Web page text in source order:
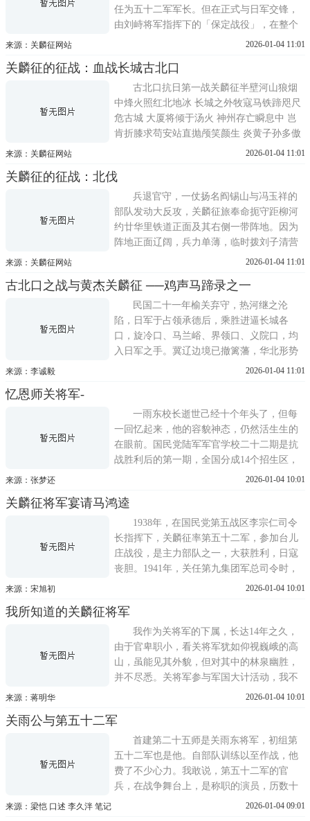
任为五十二军军长。但在正式与日军交锋，
由刘峙将军指挥下的「保定战役」，在整个
局势影响之下，关麟征承认他的五十二军也
仗把他激得胃气发痛，直到台儿庄大捷，他
才「条气顺晒」。当时的敌我态势是：日本
攻占我南口、良乡、房
来源：关麟征网站 2026-01-04 11:01
关麟征的征战：血战长城古北口
古北口抗日第一战关麟征半壁河山狼烟
中烽火照红北地冰 长城之外牧寇马铁蹄咫尺
危古城 大厦将倾于汤火 神州存亡瞬息中 岂
肯折膝求苟安站直抛颅笑颜生 炎黄子孙多傲
骨 我今抗日三请缨民国二十一(一九三二)年
(副师长杜聿明，辖七十三、七十五两旅，旅
长梁恺、张耀明;团长
来源：关麟征网站 2026-01-04 11:01
关麟征的征战：北伐
兵退官守，一仗扬名阎锡山与冯玉祥的
部队发动大反攻，关麟征旅奉命扼守距柳河
约廿华里铁道正面及其右侧一带阵地。因为
阵地正面辽阔，兵力单薄，临时拨刘子清营
归关指挥，分担一部份防守正面。蒋公亲自
在惨烈中进行，敌人倾全力来攻!火力猛，人
力足;枪炮声震耳，喊杀声震天。关旅各防守
阵地，先后告急，
来源：关麟征网站 2026-01-04 11:01
古北口之战与黄杰关麟征 ──鸡声马蹄录之一
民国二十一年榆关弃守，热河继之沦
陷，日军于占领承德后，乘胜进逼长城各
口，旋冷口、马兰峪、界领口、义院口，均
入日军之手。冀辽边境已撤篱藩，华北形势
顿呈危殆，人心之忧惧，几于不可终朝!我们
窜，有的向西北远处迁移，有的逃往上海，
也有的就近趋避到天津的英
来源：李诚毅 2026-01-04 11:01
忆恩师关将军-
一雨东校长逝世己经十个年头了，但每
一回忆起来，他的容貌神态，仍然活生生的
在眼前。国民党陆军军官学校二十二期是抗
战胜利后的第一期，全国分成14个招生区，
由步兵科长李邦藩将军任招生主任，于双流
南京写来的一封长信，提到关教育长是黄埔
军人中少有的名将，生平恶战无数，战必
胜，攻必克。特别
来源：张梦还 2026-01-04 10:01
关麟征将军宴请马鸿逵
1938年，在国民党第五战区李宗仁司令
长指挥下，关麟征率第五十二军，参加台儿
庄战役，是主力部队之一，大获胜利，日寇
丧胆。1941年，关任第九集团军总司令时，
指挥部队，在湖南北部与日军作战，获得有
颂。秦腔戏剧作家樊仰山，专写一剧本《湘
北大捷》，即为关麟征而写，曾在西安易俗
社上演多时，场场客满，可见当
来源：宋旭初 2026-01-04 10:01
我所知道的关麟征将军
我作为关将军的下属，长达14年之久，
由于官卑职小，看关将军犹如仰视巍峨的高
山，虽能见其外貌，但对其中的林泉幽胜，
并不尽悉。关将军参与军国大计活动，我不
清楚，只能就我耳闻目睹的部分情况，叙述
点，一切事物都是发展变化的，应用在对人
的观察上，也必须研究他在整个历史过程
中，处于甚么地位。我觉得关将军
来源：蒋明华 2026-01-04 10:01
关雨公与第五十二军
首建第二十五师是关雨东将军，初组第
五十二军也是他。自部队训练以至作战，他
费了不少心力。我敢说，第五十二军的官
兵，在战争舞台上，是称职的演员，历数十
年的变迁，第五十二军还能保持了原有的型
来源：梁恺 口述 李久泮 笔记 2026-01-04 09:01